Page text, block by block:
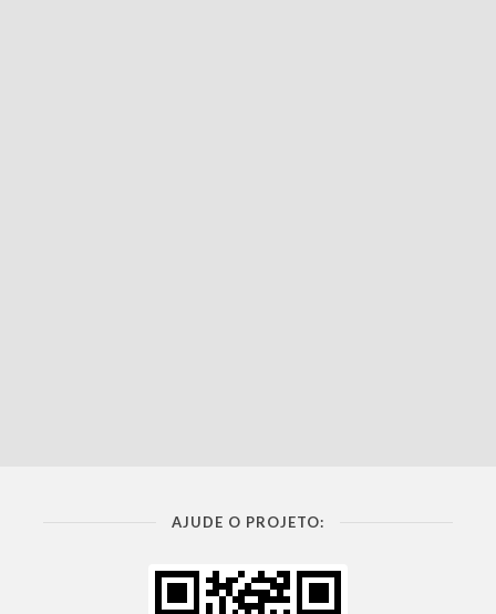
AJUDE O PROJETO: